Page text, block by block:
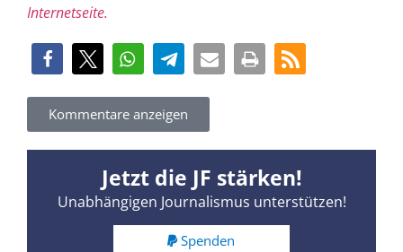
Internetseite.
Kommentare anzeigen
Jetzt die JF stärken!
Unabhängigen Journalismus unterstützen!
Spenden